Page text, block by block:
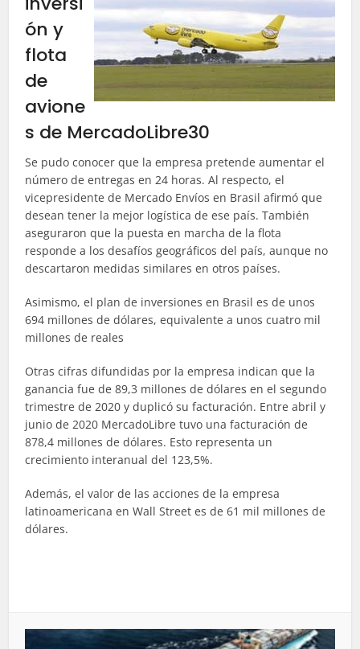
ón y
flota
de
avione
s de MercadoLibre30
Se pudo conocer que la empresa pretende aumentar el
número de entregas en 24 horas. Al respecto, el
vicepresidente de Mercado Envíos en Brasil afirmó que
desean tener la mejor logística de ese país. También
aseguraron que la puesta en marcha de la flota
responde a los desafíos geográficos del país, aunque no
descartaron medidas similares en otros países.
Asimismo, el plan de inversiones en Brasil es de unos
694 millones de dólares, equivalente a unos cuatro mil
millones de reales
Otras cifras difundidas por la empresa indican que la
ganancia fue de 89,3 millones de dólares en el segundo
trimestre de 2020 y duplicó su facturación. Entre abril y
junio de 2020 MercadoLibre tuvo una facturación de
878,4 millones de dólares. Esto representa un
crecimiento interanual del 123,5%.
Además, el valor de las acciones de la empresa
latinoamericana en Wall Street es de 61 mil millones de
dólares.